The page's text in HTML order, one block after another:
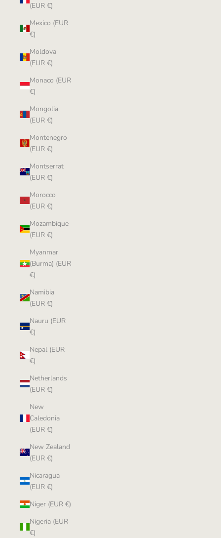
(EUR €)
Mexico (EUR
€)
Moldova
(EUR €)
Monaco (EUR
€)
Mongolia
(EUR €)
Montenegro
(EUR €)
Montserrat
(EUR €)
Morocco
(EUR €)
Mozambique
(EUR €)
Myanmar
(Burma) (EUR
€)
Namibia
(EUR €)
Nauru (EUR
€)
Nepal (EUR
€)
Netherlands
(EUR €)
New
Caledonia
(EUR €)
New Zealand
(EUR €)
Nicaragua
(EUR €)
Niger (EUR €)
Nigeria (EUR
€)